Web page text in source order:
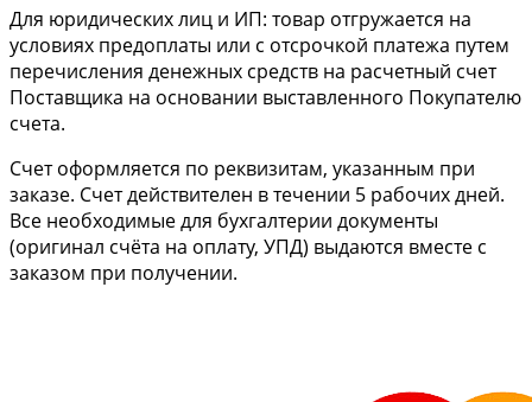
Для юридических лиц и ИП: товар отгружается на
условиях предоплаты или с отсрочкой платежа путем
перечисления денежных средств на расчетный счет
Поставщика на основании выставленного Покупателю
счета.
Cчет оформляется по реквизитам, указанным при
заказе. Счет действителен в течении 5 рабочих дней.
Все необходимые для бухгалтерии документы
(оригинал счёта на оплату, УПД) выдаются вместе с
заказом при получении.